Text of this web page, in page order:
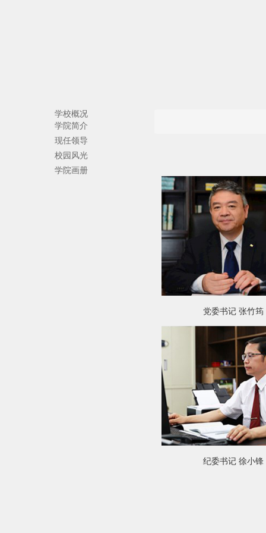
学校概况
学院简介
现任领导
校园风光
学院画册
党委书记 张竹筠
纪委书记 徐小锋